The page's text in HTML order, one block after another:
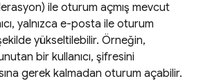
ile oturum açmış mevcut
yalnızca e-posta ile oturum
yükseltilebilir. Örneğin,
bir kullanıcı, şifresini
gerek kalmadan oturum açabilir.